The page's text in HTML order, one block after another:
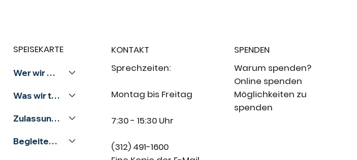
SPEISEKARTE
Wer wir sind
Was wir tun
Zulassungen
Begleiten Sie uns
KONTAKT
Sprechzeiten:
Montag bis Freitag
7:30 - 15:30 Uhr
(312) 491-1600
SPENDEN
Warum spenden?
Online spenden
Möglichkeiten zu
spenden